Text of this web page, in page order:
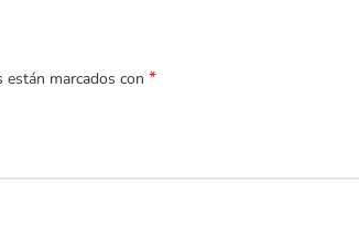
marcados con *